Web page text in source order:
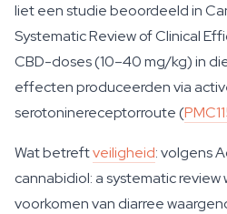
liet een studie beoordeeld in
Systematic Review of Clinical
CBD-doses (10–40 mg/kg) in
effecten produceerden via
serotoninereceptorroute (
Wat betreftveiligheid: volgens
cannabidiol: a systematic review
voorkomen van diarree